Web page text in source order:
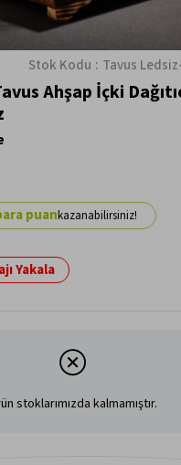
Stok Kodu Tavus
Ahşap İçki
Yakala
stoklarımızda kalmamıştır.